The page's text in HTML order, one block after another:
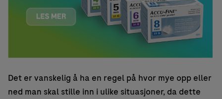
Det er vanskelig å ha en regel på hvor mye opp eller
ned man skal stille inn i ulike situasjoner, da dette